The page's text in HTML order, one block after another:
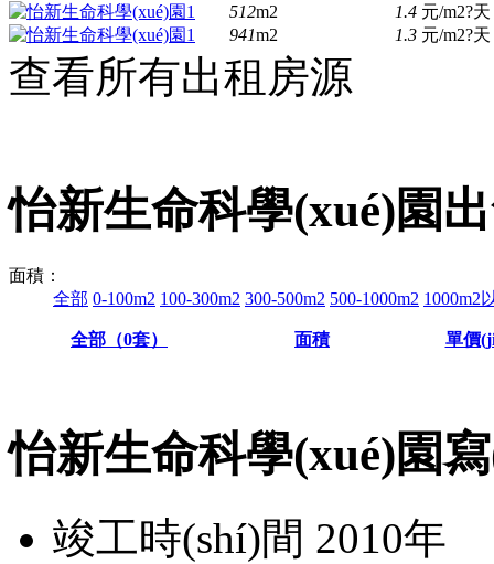
512m2 1.4 元/m2?天
941m2 1.3 元/m2?天
查看所有出租房源
怡新生命科學(xué)園
面積：
全部 0-100m2 100-300m2 300-500m2 500-1000m2 1000m2
全部（0套） 面積 單價
怡新生命科學(xué)園
竣工時(shí)間 2010年